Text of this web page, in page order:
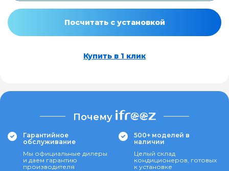
Посчитать с установкой
Купить в 1 клик
Почему
Гарантийное
обслуживание
Мы официальные дилеры
и даем гарантию
производителя
500+ моделей в
наличии
Целый склад
кондиционеров, готовых
к установке